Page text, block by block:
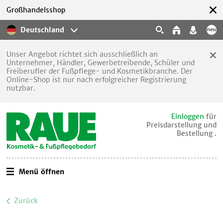
Deutschland
Großhandelsshop
Unser Angebot richtet sich ausschließlich an
Unternehmer, Händler, Gewerbetreibende, Schüler und
Freiberufler der Fußpflege- und Kosmetikbranche. Der
Online-Shop ist nur nach erfolgreicher Registrierung
nutzbar.
Einloggen für
Preisdarstellung und
Bestellung .
Menü öffnen
Zurück